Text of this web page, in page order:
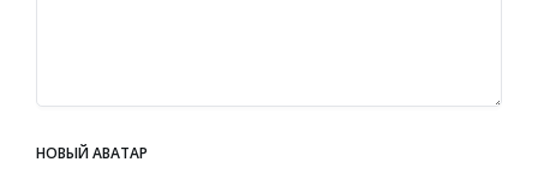
НОВЫЙ АВАТАР